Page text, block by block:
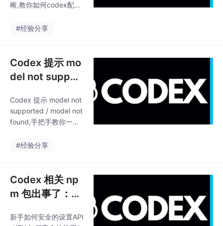
晰,教你如何codex配置
#经验分享
Codex 提示 mo
del not suppor
found
Codex 提示 model not
supported / model not
found,手把手教你一步
#经验分享
Codex 相关 np
m 包出事了：新
PI_KEY 最好这
新手如何安全的设置API